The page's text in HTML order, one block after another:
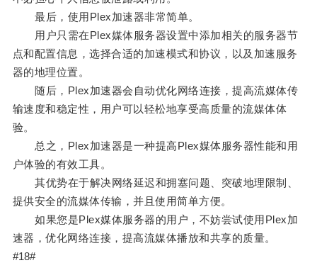
最后，使用Plex加速器非常简单。
用户只需在Plex媒体服务器设置中添加相关的服务器节
点和配置信息，选择合适的加速模式和协议，以及加速服务
器的地理位置。
随后，Plex加速器会自动优化网络连接，提高流媒体传
输速度和稳定性，用户可以轻松地享受高质量的流媒体体
验。
总之，Plex加速器是一种提高Plex媒体服务器性能和用
户体验的有效工具。
其优势在于解决网络延迟和拥塞问题、突破地理限制、
提供安全的流媒体传输，并且使用简单方便。
如果您是Plex媒体服务器的用户，不妨尝试使用Plex加
速器，优化网络连接，提高流媒体播放和共享的质量。
#18#